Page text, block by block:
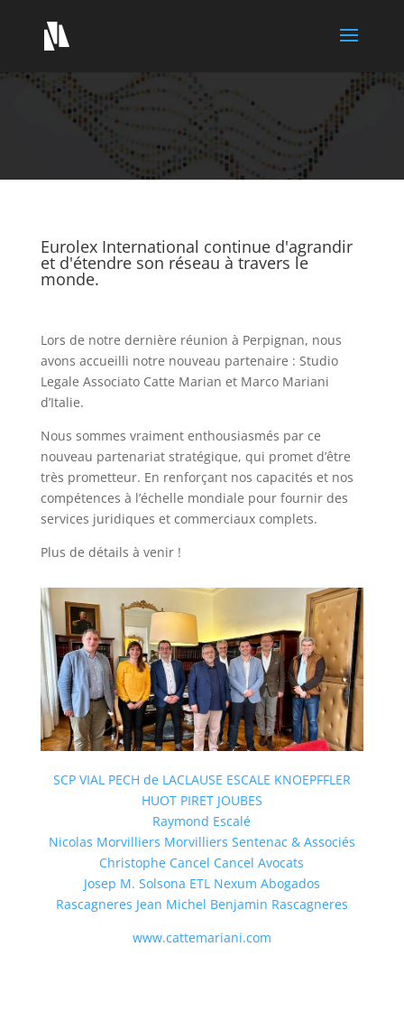
Eurolex International continue d'agrandir
et d'étendre son réseau à travers le
monde.
Lors de notre dernière réunion à Perpignan, nous
avons accueilli notre nouveau partenaire : Studio
Legale Associato Catte Marian et Marco Mariani
d’Italie.
Nous sommes vraiment enthousiasmés par ce
nouveau partenariat stratégique, qui promet d’être
très prometteur. En renforçant nos capacités et nos
compétences à l’échelle mondiale pour fournir des
services juridiques et commerciaux complets.
Plus de détails à venir !
SCP VIAL PECH de LACLAUSE ESCALE KNOEPFFLER
HUOT PIRET JOUBES
Raymond Escalé
Nicolas Morvilliers Morvilliers Sentenac & Associés
Christophe Cancel Cancel Avocats
Josep M. Solsona ETL Nexum Abogados
Rascagneres Jean Michel Benjamin Rascagneres
www.cattemariani.com